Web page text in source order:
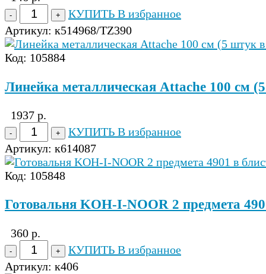
КУПИТЬ В избранное
Артикул: к514968/TZ390
Код: 105884
Линейка металлическая Attache 100 см
1937 р.
КУПИТЬ В избранное
Артикул: к614087
Код: 105848
Готовальня KOH-I-NOOR 2 предмета
360 р.
КУПИТЬ В избранное
Артикул: к406